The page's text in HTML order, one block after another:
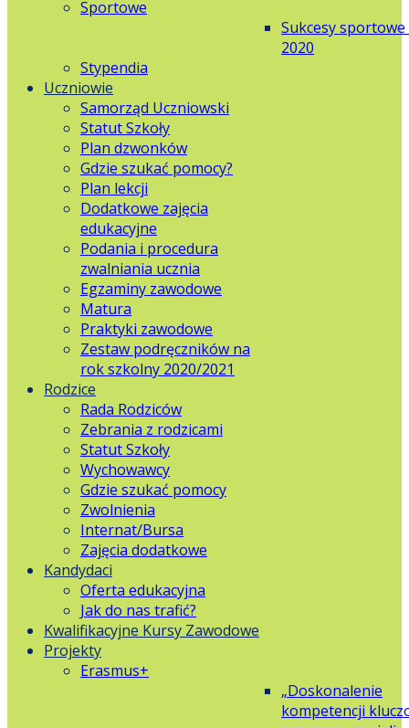
Sportowe
Sukcesy sportowe
2020
Stypendia
Uczniowie
Samorząd Uczniowski
Statut Szkoły
Plan dzwonków
Gdzie szukać pomocy?
Plan lekcji
Dodatkowe zajęcia
edukacyjne
Podania i procedura
zwalniania ucznia
Egzaminy zawodowe
Matura
Praktyki zawodowe
Zestaw podręczników na
rok szkolny 2020/2021
Rodzice
Rada Rodziców
Zebrania z rodzicami
Statut Szkoły
Wychowawcy
Gdzie szukać pomocy
Zwolnienia
Internat/Bursa
Zajęcia dodatkowe
Kandydaci
Oferta edukacyjna
Jak do nas trafić?
Kwalifikacyjne Kursy Zawodowe
Projekty
Erasmus+
„Doskonalenie
kompetencji